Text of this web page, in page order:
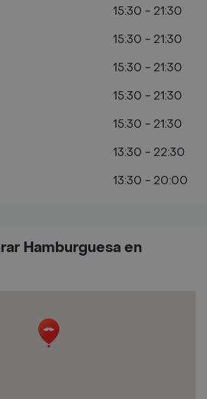
Hamburguesa en
15:30 - 21:30
15:30 - 21:30
15:30 - 21:30
15:30 - 21:30
15:30 - 21:30
13:30 - 22:30
13:30 - 20:00